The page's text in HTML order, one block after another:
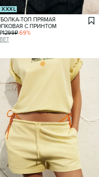
XXXL
ТОП ПРЯМАЯ
С ПРИНТОМ
₽1299₽-69%